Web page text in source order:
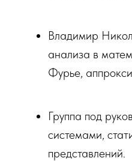
Владимир
анализа в
Фурье,
Группа под
системами,
представлений.